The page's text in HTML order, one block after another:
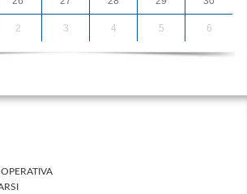
2 3 4 5 6